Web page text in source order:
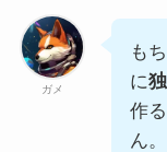
ガメ
も
に
作
ん。